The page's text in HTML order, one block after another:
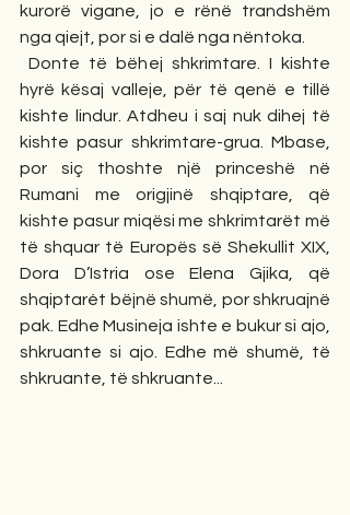
kurorë vigane, jo e rënë trandshëm
nga qiejt, por si e dalë nga nëntoka.
Donte të bëhej shkrimtare. I kishte
hyrë kësaj valleje, për të qenë e tillë
kishte lindur. Atdheu i saj nuk dihej të
kishte pasur shkrimtare-grua. Mbase,
por siç thoshte një princeshë në
Rumani me origjinë shqiptare, që
kishte pasur miqësi me shkrimtarët më
të shquar të Europës së Shekullit XIX,
Dora D’Istria ose Elena Gjika, që
shqiptarét bëjnë shumë, por shkruajnë
pak. Edhe Musineja ishte e bukur si ajo,
shkruante si ajo. Edhe më shumë, të
shkruante, të shkruante...